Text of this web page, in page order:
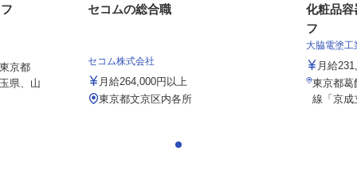
京都
県、山
セコムの総合職
セコム株式会社
月給264,000円以上
東京都文京区内各所
化粧品容
フ
大脇電塗工
月給
東京都葛
線「京成